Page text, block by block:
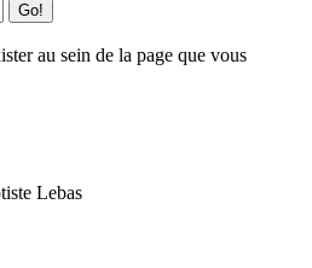
Go!
au sein de la page que vous
Lebas